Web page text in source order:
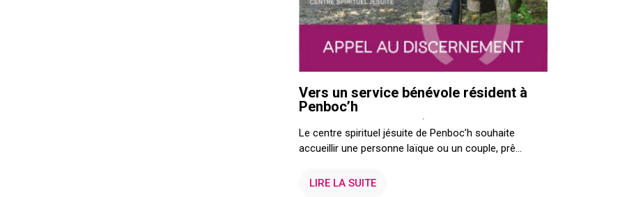
Vers un service bénévole résident à
Penboc’h
Le centre spirituel jésuite de Penboc’h souhaite
accueillir une personne laïque ou un couple, prê...
LIRE LA SUITE